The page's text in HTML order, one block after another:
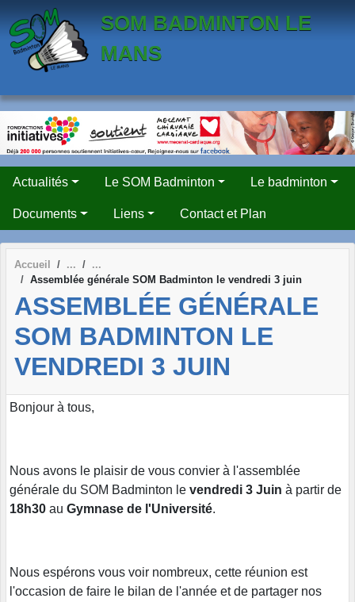
SOM BADMINTON LE
MANS
Actualités Le SOM Badminton Le badminton
Documents Liens Contact et Plan
Accueil
Assemblée générale SOM Badminton le vendredi 3 juin
ASSEMBLÉE GÉNÉRALE
SOM BADMINTON LE
VENDREDI 3 JUIN
Bonjour à tous,
Nous avons le plaisir de vous convier à l'assemblée
générale du SOM Badminton le vendredi 3 Juin à partir de
18h30 au Gymnase de l'Université.
Nous espérons vous voir nombreux, cette réunion est
l'occasion de faire le bilan de l'année et de partager nos
Panneau de gestion des cookies